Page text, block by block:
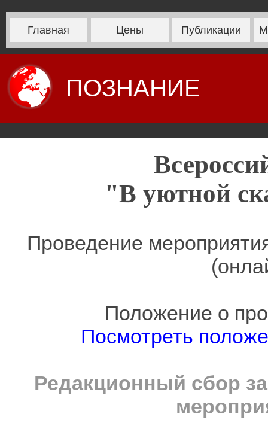
Главная Цены Публикации
ПОЗНАНИЕ
"В уютной
Проведение
Положение о
Посмотреть
Редакционный сбор